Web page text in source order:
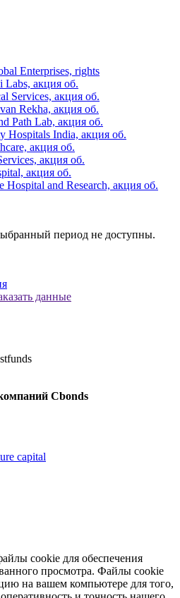
Enterprises, rights
Labs, акция об.
Services, акция об.
Rekha, акция об.
Path Lab, акция об.
Hospitals India, акция об.
акция об.
акция об.
акция об.
Hospital and Research, акция об.
период не доступны.
данные
Cbonds
capital
cookie для обеспечения
просмотра. Файлы cookie
на вашем компьютере для того,